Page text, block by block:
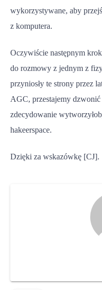
wykorzystywane, aby
z komputera.
Oczywiście następnym
do rozmowy z jednym z
przyniosły te strony przez
AGC, przestajemy
zdecydowanie
hakeerspace.
Dzięki za wskazówkę [CJ].